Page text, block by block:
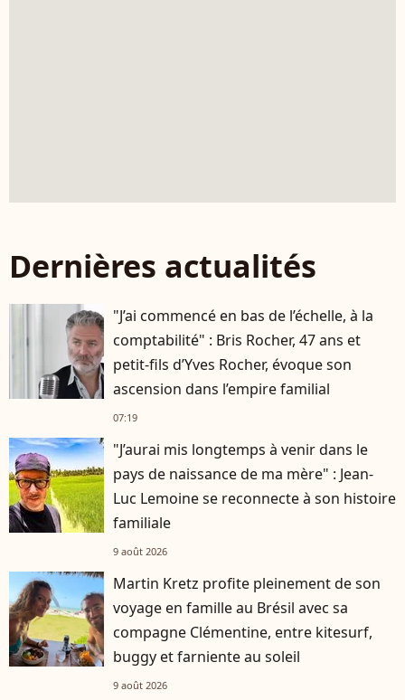
Dernières actualités
"J’ai commencé en bas de l’échelle, à la
comptabilité" : Bris Rocher, 47 ans et
petit-fils d’Yves Rocher, évoque son
ascension dans l’empire familial
07:19
"J’aurai mis longtemps à venir dans le
pays de naissance de ma mère" : Jean-
Luc Lemoine se reconnecte à son histoire
familiale
9 août 2026
Martin Kretz profite pleinement de son
voyage en famille au Brésil avec sa
compagne Clémentine, entre kitesurf,
buggy et farniente au soleil
9 août 2026